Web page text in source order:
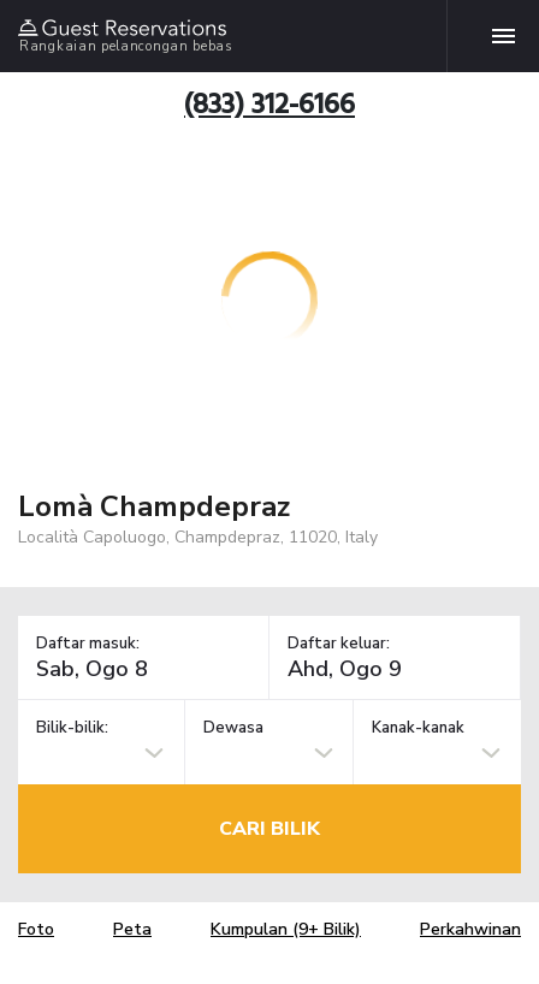
Rangkaian pelancongan bebas
(833) 312-6166
Lomà Champdepraz
Località Capoluogo, Champdepraz, 11020, Italy
Daftar masuk: Daftar keluar:
Bilik-bilik: Dewasa Kanak-kanak
CARI BILIK
Foto Peta Kumpulan (9+ Bilik) Perkahwinan